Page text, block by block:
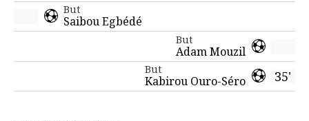
But
Saibou Egbédé
But
Adam Mouzil
35'
But
Kabirou Ouro-Séro